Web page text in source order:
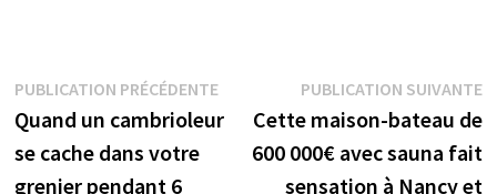
Navigation
de
l’article
PUBLICATION PRÉCÉDENTEPublication
précédente :
Quand un cambrioleur
se cache dans votre
grenier pendant 6
PUBLICATION SUIVANTE
Cette maison-bateau de
600 000€ avec sauna fait
sensation à Nancy et